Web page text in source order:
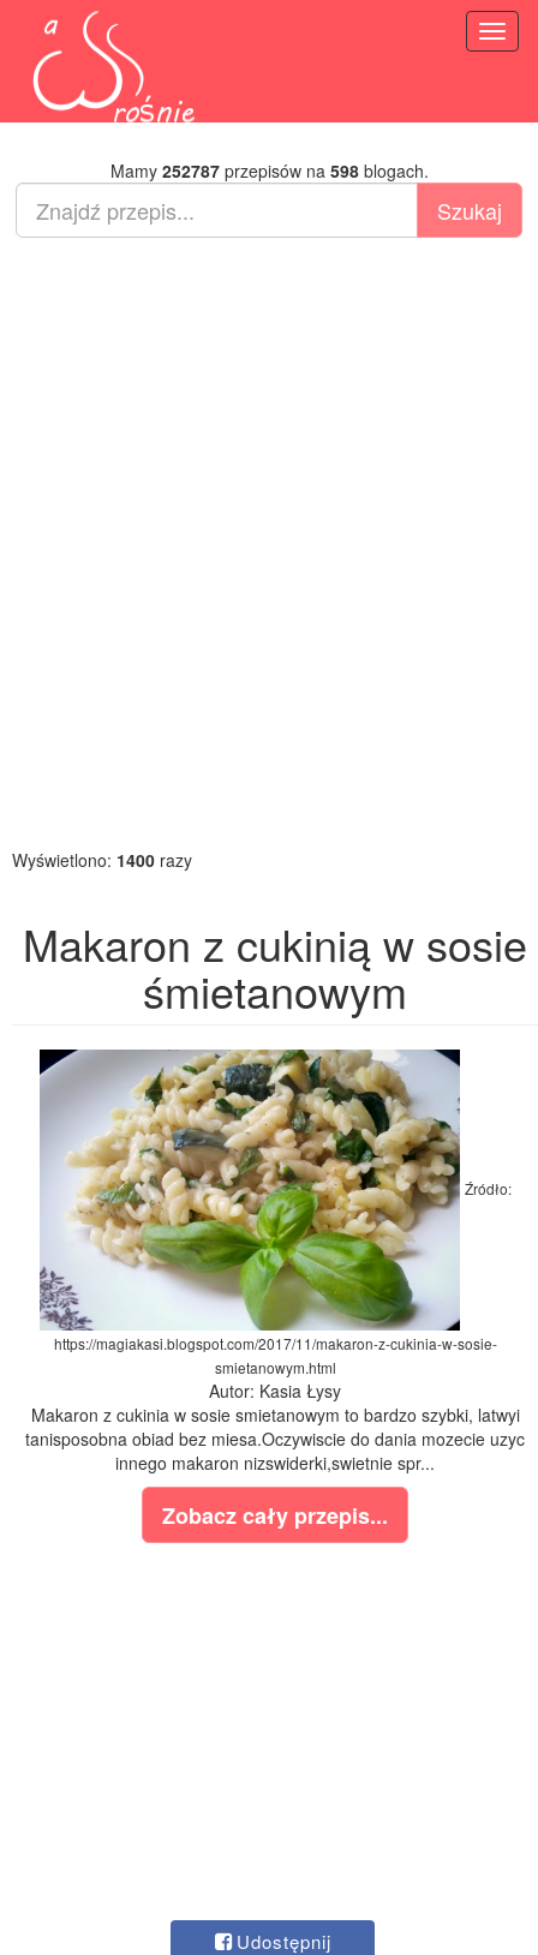
Mamy 252787przepisów na 598blogach.
Wyświetlono: 1400 razy
Makaron z cukinią w sosie
śmietanowym
Źródło:
https://magiakasi.blogspot.com/2017/11/makaron-z-cukinia-w-sosie-
smietanowym.html
Autor: Kasia Łysy
Makaron z cukinia w sosie smietanowym to bardzo szybki, latwyi
tanisposobna obiad bez miesa.Oczywiscie do dania mozecie uzyc
innego makaron nizswiderki,swietnie spr...
Zobacz cały przepis...
Udostępnij